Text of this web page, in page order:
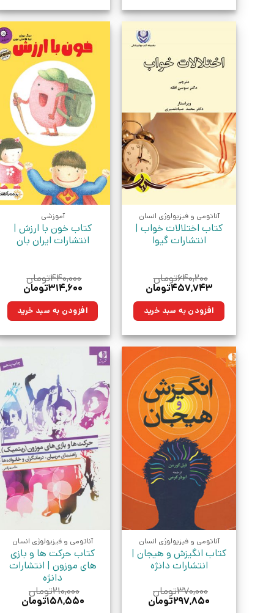
آناتومی و فیزیولوژی انسان
کتاب اختلالات خواب |
انتشارات گیوا
۶۴۰,۲۰۰تومان
قیمت
۶۴۰,۲۰۰تومان
بود.
۴۵۷,۷۴۳تومان
۴۵۷,۷۴۳تومان. افزودن به سبد خرید
آموزشی
کتاب خون با ارزش |
انتشارات ایران بان
۴۴۰,۰۰۰تومان
قیمت
۴۴۰,۰۰۰تومان
بود.
۳۱۴,۶۰۰تومان
۳۱۴,۶۰۰تومان.افزودن به سبد خرید
آناتومی و فیزیولوژی انسان
کتاب انگیزش و هیجان |
انتشارات دانژه
۳۷۰,۰۰۰تومان
قیمت
۲۹۷,۸۵۰تومانقیمت
آناتومی و فیزیولوژی انسان
کتاب حرکت ها و بازی
های موزون | انتشارات
دانژه
۲۱۰,۰۰۰تومان
قیمت
۱۵۸,۵۵۰تومان